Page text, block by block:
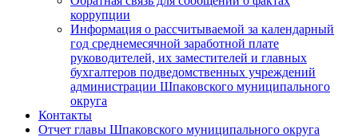
коррупции
Информация о рассчитываемой за календарный
год среднемесячной заработной плате
руководителей, их заместителей и главных
бухгалтеров подведомственных учреждений
администрации Шпаковского муниципального
округа
Контакты
Отчет главы Шпаковского муниципального округа